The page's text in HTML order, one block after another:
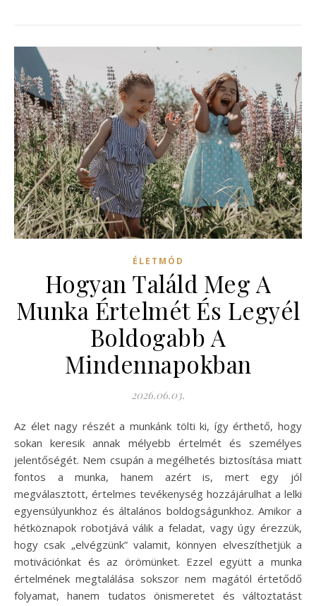
ÉLETMÓD
Hogyan Találd Meg A
Munka Értelmét És Legyél
Boldogabb A
Mindennapokban
2026.06.03.
Az élet nagy részét a munkánk tölti ki, így érthető, hogy
sokan keresik annak mélyebb értelmét és személyes
jelentőségét. Nem csupán a megélhetés biztosítása miatt
fontos a munka, hanem azért is, mert egy jól
megválasztott, értelmes tevékenység hozzájárulhat a lelki
egyensúlyunkhoz és általános boldogságunkhoz. Amikor a
hétköznapok robotjává válik a feladat, vagy úgy érezzük,
hogy csak „elvégzünk” valamit, könnyen elveszíthetjük a
motivációnkat és az örömünket. Ezzel együtt a munka
értelmének megtalálása sokszor nem magától értetődő
folyamat, hanem tudatos önismeretet és változtatást